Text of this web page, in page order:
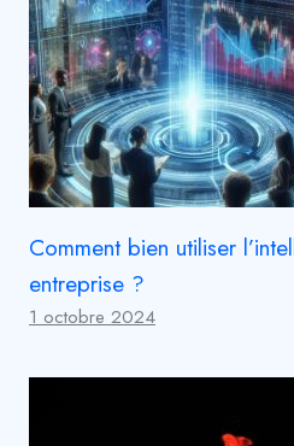
Comment bien utiliser
entreprise ?
1 octobre 2024